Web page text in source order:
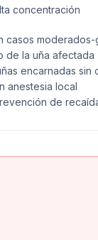
concentración
casos moderados-
de la uña afectada
encarnadas sin
anestesia local
de